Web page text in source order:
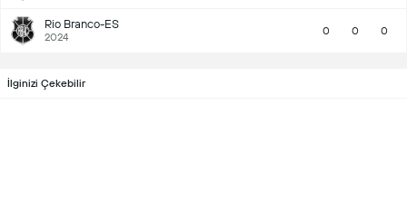
Rio Branco-ES
2024 0 0 0
İlginizi Çekebilir